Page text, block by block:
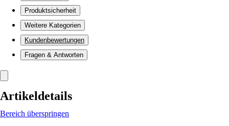
Produktsicherheit
Weitere Kategorien
Kundenbewertungen
Fragen & Antworten
Artikeldetails
Bereich überspringen